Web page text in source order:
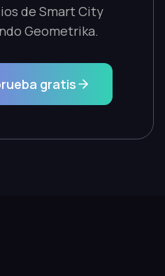
de Smart City
Geometrika.
gratis